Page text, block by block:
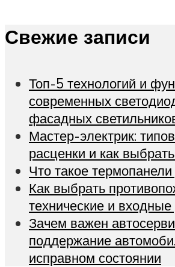
Свежие записи
Топ-5 технологий и
современных
фасадных
Мастер-электрик:
расценки и как
Что такое
Как выбрать
технические и
Зачем важен
поддержание
исправном состоянии